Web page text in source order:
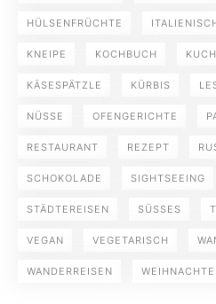
HÜLSENFRÜCHTE
KNEIPE KOCHBUCH
KÄSESPÄTZLE KÜRBIS
NÜSSE OFENGERICHTE
RESTAURANT REZEPT
SCHOKOLADE SIGHTSEEING
STÄDTEREISEN SÜSSES
VEGAN VEGETARISCH
WANDERREISEN